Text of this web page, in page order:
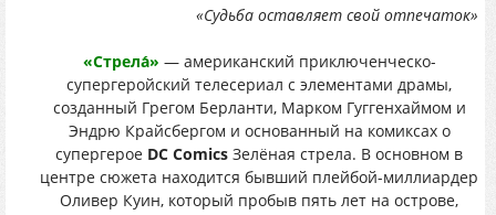
«Судьба оставляет свой отпечаток»
«Стрела́» — американский приключенческо-
супергеройский телесериал с элементами драмы,
созданный Грегом Берланти, Марком Гуггенхаймом и
Эндрю Крайсбергом и основанный на комиксах о
супергерое DC Comics Зелёная стрела. В основном в
центре сюжета находится бывший плейбой-миллиардер
Оливер Куин, который пробыв пять лет на острове,